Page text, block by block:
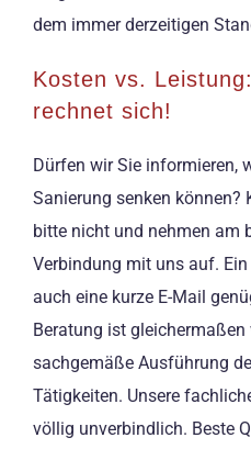
dem immer derzeitigen
Kosten vs.
rechnet sich!
Dürfen wir Sie informieren,
Sanierung senken können?
bitte nicht und nehmen am
Verbindung mit uns auf.
auch eine kurze E-Mail
Beratung ist
sachgemäße Ausführung
Tätigkeiten. Unsere
völlig unverbindlich. Beste